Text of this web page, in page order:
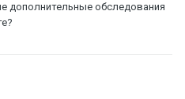
дополнительные обследования